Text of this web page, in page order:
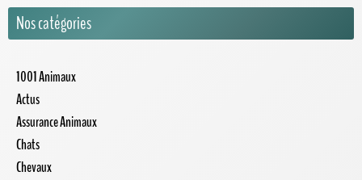
Nos catégories
1001 Animaux
Actus
Assurance Animaux
Chats
Chevaux